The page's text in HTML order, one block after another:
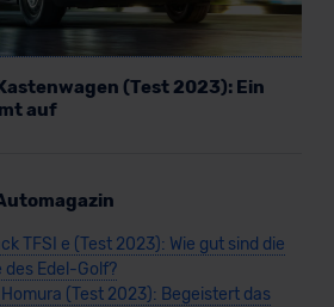
(Test 2023): Ein
auf
TFSI e (Test 2023): Wie gut sind die
Edel-Golf?
Homura (Test 2023): Begeistert das